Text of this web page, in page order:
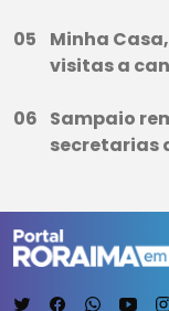
Minha
visitas a
Sampaio
secretarias